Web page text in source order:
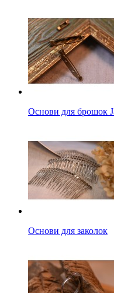
Основи для брошок
Основи для заколок